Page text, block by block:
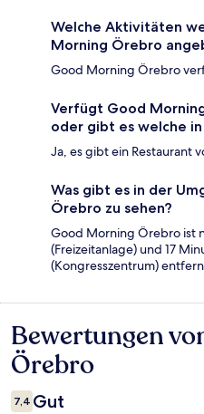
Welche Aktivitäten
Morning Örebro
Good Morning Örebro
Verfügt Good
oder gibt es welche
Ja, es gibt ein Restaurant
Was gibt es in der
Örebro zu sehen?
Good Morning Örebro ist
(Freizeitanlage) und 17
(Kongresszentrum)
Bewertungen
Bewertungen
Örebro
7,4 Gut